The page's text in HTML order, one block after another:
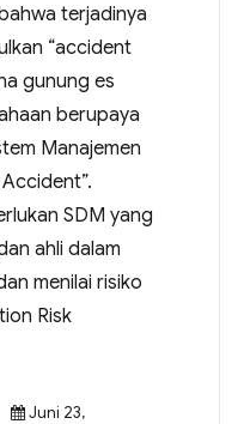
terjadinya
“accident
gunung es
berupaya
Manajemen
SDM yang
ahli dalam
menilai risiko
Risk
Juni 23,